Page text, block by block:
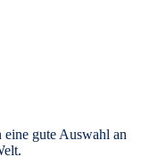
eine gute Auswahl an